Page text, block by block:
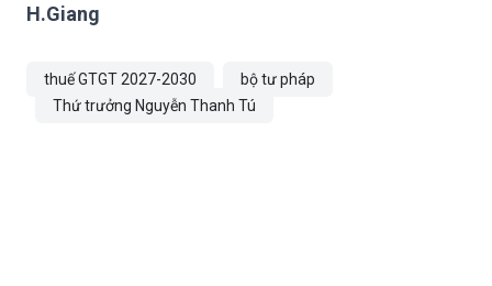
H.Giang
thuế GTGT 2027-2030
bộ tư pháp
Thứ trưởng Nguyễn Thanh Tú